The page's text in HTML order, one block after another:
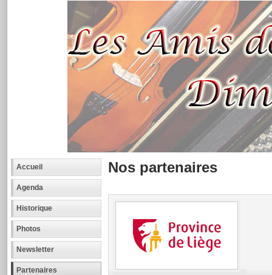
Accueil
Agenda
Historique
Photos
Newsletter
Partenaires
Nos partenaires